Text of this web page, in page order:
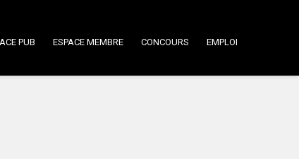
PUB ESPACE MEMBRE CONCOURS EMPLOI